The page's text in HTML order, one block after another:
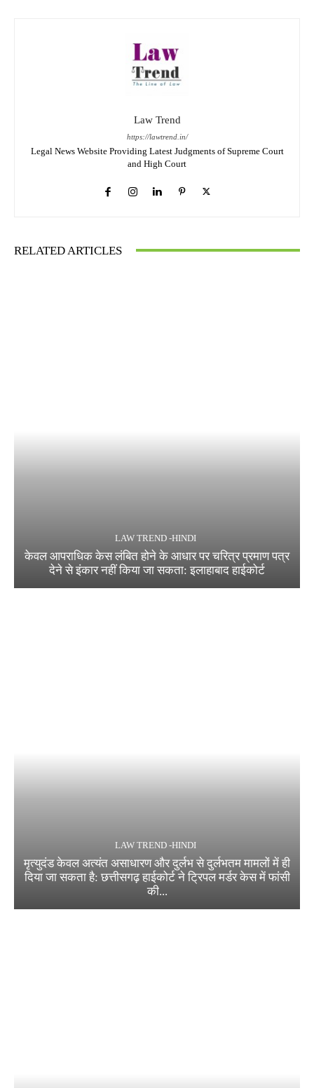
Law Trend
https://lawtrend.in/
Legal News Website Providing Latest Judgments of Supreme Court
and High Court
RELATED ARTICLES
LAW TREND -HINDI
केवल आपराधिक केस लंबित होने के आधार पर चरित्र प्रमाण पत्र
देने से इंकार नहीं किया जा सकता: इलाहाबाद हाईकोर्ट
LAW TREND -HINDI
मृत्युदंड केवल अत्यंत असाधारण और दुर्लभ से दुर्लभतम मामलों में ही
दिया जा सकता है: छत्तीसगढ़ हाईकोर्ट ने ट्रिपल मर्डर केस में फांसी
की...